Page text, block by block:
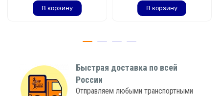
В корзину В корзину
Быстрая доставка по всей
России
Отправляем любыми транспортными